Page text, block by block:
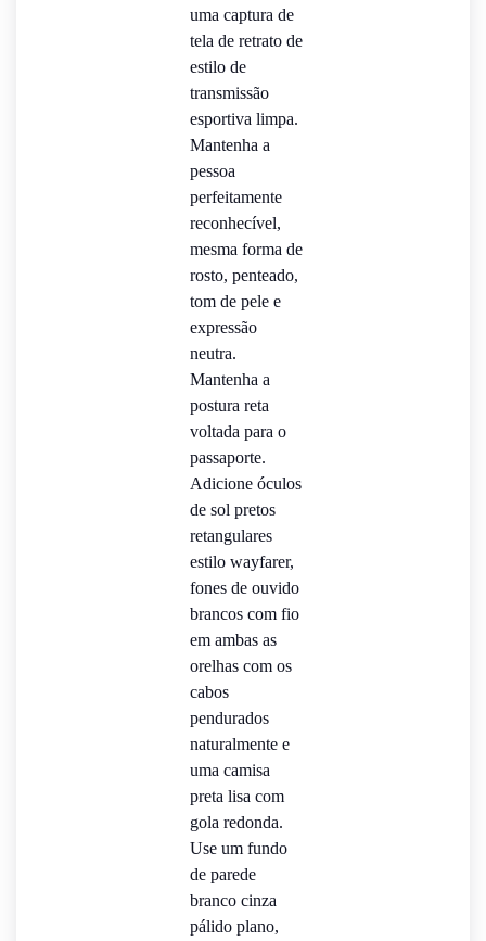
uma captura de
tela de retrato de
estilo de
transmissão
esportiva limpa.
Mantenha a
pessoa
perfeitamente
reconhecível,
mesma forma de
rosto, penteado,
tom de pele e
expressão
neutra.
Mantenha a
postura reta
voltada para o
passaporte.
Adicione óculos
de sol pretos
retangulares
estilo wayfarer,
fones de ouvido
brancos com fio
em ambas as
orelhas com os
cabos
pendurados
naturalmente e
uma camisa
preta lisa com
gola redonda.
Use um fundo
de parede
branco cinza
pálido plano,